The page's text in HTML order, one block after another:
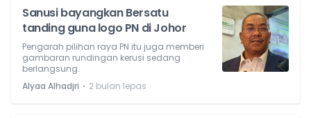
Sanusi bayangkan Bersatu
tanding guna logo PN di Johor
Pengarah pilihan raya PN itu juga memberi
gambaran rundingan kerusi sedang
berlangsung.
Alyaa Alhadjri ⋅ 2 bulan lepas